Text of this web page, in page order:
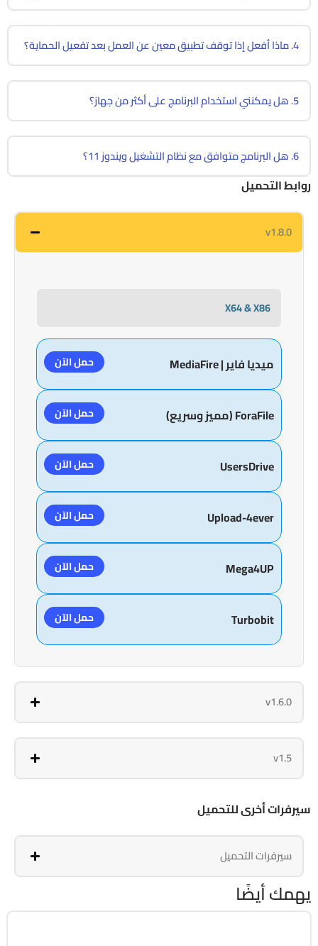
4. ماذا أفعل إذا توقف تطبيق معين عن العمل بعد تفعيل الحماية؟
5. هل يمكنني استخدام البرنامج على أكثر من جهاز؟
6. هل البرنامج متوافق مع نظام التشغيل ويندوز 11؟
روابط التحميل
v1.8.0
X64 & X86
ميديا فاير | MediaFire حمل الآن
ForaFile (مميز وسريع) حمل الآن
UsersDrive حمل الآن
Upload-4ever حمل الآن
Mega4UP حمل الآن
Turbobit حمل الآن
v1.6.0
v1.5
سيرفرات أخرى للتحميل
سيرفرات التحميل
يهمك أيضًا